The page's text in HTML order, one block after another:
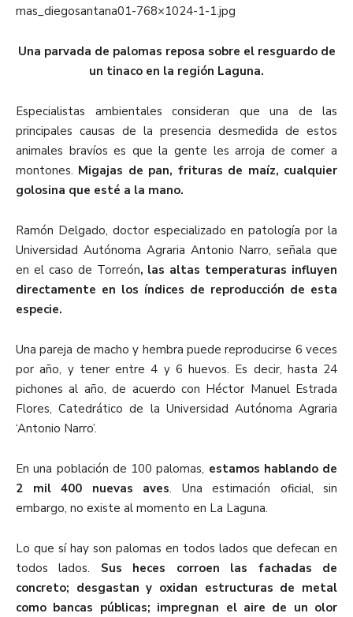
mas_diegosantana01-768×1024-1-1.jpg
Una parvada de palomas reposa sobre el resguardo de
un tinaco en la región Laguna.
Especialistas ambientales consideran que una de las
principales causas de la presencia desmedida de estos
animales bravíos es que la gente les arroja de comer a
montones. Migajas de pan, frituras de maíz, cualquier
golosina que esté a la mano.
Ramón Delgado, doctor especializado en patología por la
Universidad Autónoma Agraria Antonio Narro, señala que
en el caso de Torreón, las altas temperaturas influyen
directamente en los índices de reproducción de esta
especie.
Una pareja de macho y hembra puede reproducirse 6 veces
por año, y tener entre 4 y 6 huevos. Es decir, hasta 24
pichones al año, de acuerdo con Héctor Manuel Estrada
Flores, Catedrático de la Universidad Autónoma Agraria
‘Antonio Narro’.
En una población de 100 palomas, estamos hablando de
2 mil 400 nuevas aves. Una estimación oficial, sin
embargo, no existe al momento en La Laguna.
Lo que sí hay son palomas en todos lados que defecan en
todos lados. Sus heces corroen las fachadas de
concreto; desgastan y oxidan estructuras de metal
como bancas públicas; impregnan el aire de un olor